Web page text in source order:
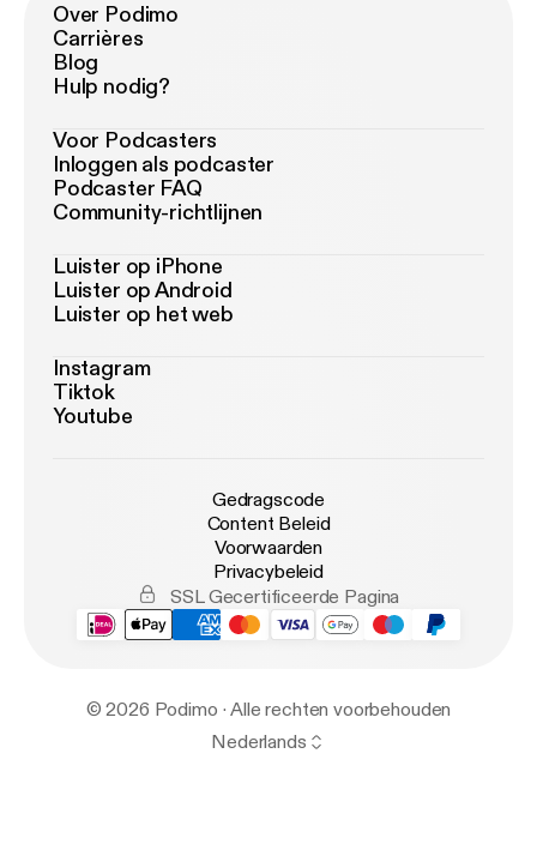
Over Podimo
Carrières
Blog
Hulp nodig?
Voor Podcasters
Inloggen als podcaster
Podcaster FAQ
Community-richtlijnen
Luister op iPhone
Luister op Android
Luister op het web
Instagram
Tiktok
Youtube
Gedragscode
Content Beleid
Voorwaarden
Privacybeleid
SSL Gecertificeerde Pagina
© 2026 Podimo · Alle rechten voorbehouden
Nederlands